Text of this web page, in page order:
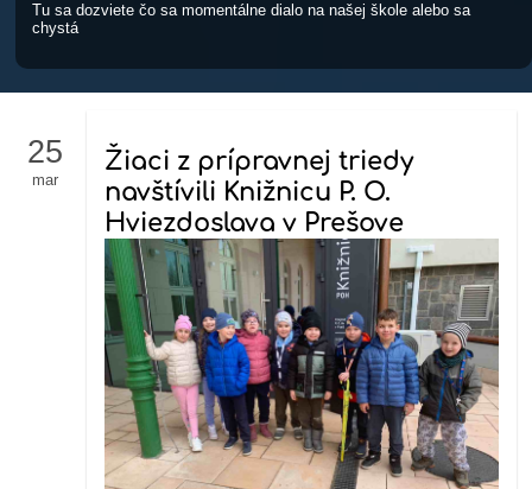
Tu sa dozviete čo sa momentálne dialo na našej škole alebo sa
chystá
25
mar
Žiaci z prípravnej triedy
navštívili Knižnicu P. O.
Hviezdoslava v Prešove